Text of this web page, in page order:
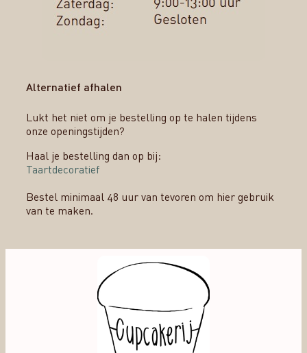
Alternatief afhalen
Lukt het niet om je bestelling op te halen tijdens
onze openingstijden?
Haal je bestelling dan op bij:
Taartdecoratief
Bestel minimaal 48 uur van tevoren om hier gebruik
van te maken.